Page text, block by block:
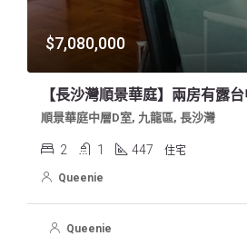
$7,080,000
順景華庭中層D室, 九龍區, 長沙灣
2 1 447 住宅
Queenie
Queenie